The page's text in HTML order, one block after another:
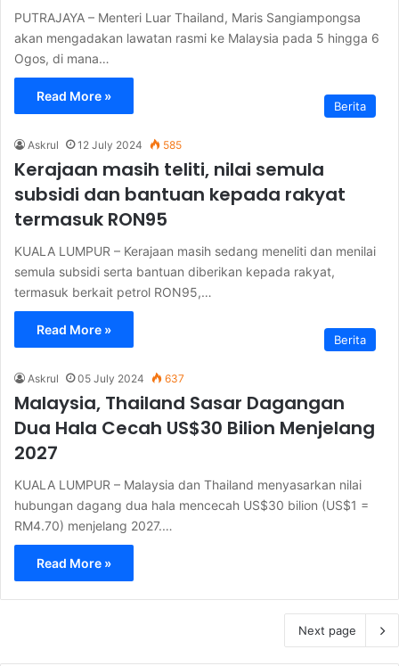
PUTRAJAYA – Menteri Luar Thailand, Maris Sangiampongsa
akan mengadakan lawatan rasmi ke Malaysia pada 5 hingga 6
Ogos, di mana…
Read More »
Berita
Askrul 12 July 2024 585
Kerajaan masih teliti, nilai semula
subsidi dan bantuan kepada rakyat
termasuk RON95
KUALA LUMPUR – Kerajaan masih sedang meneliti dan menilai
semula subsidi serta bantuan diberikan kepada rakyat,
termasuk berkait petrol RON95,…
Read More »
Berita
Askrul 05 July 2024 637
Malaysia, Thailand Sasar Dagangan
Dua Hala Cecah US$30 Bilion Menjelang
2027
KUALA LUMPUR – Malaysia dan Thailand menyasarkan nilai
hubungan dagang dua hala mencecah US$30 bilion (US$1 =
RM4.70) menjelang 2027.…
Read More »
Next page